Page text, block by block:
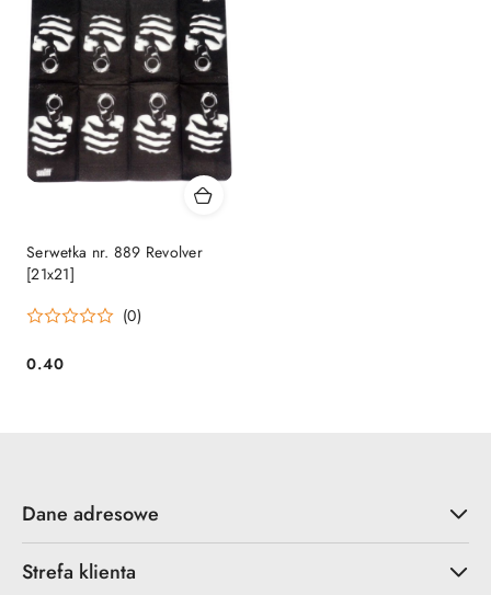
Serwetka nr. 889 Revolver
[21x21]
(0)
Cena:
0.40
Dane adresowe
Strefa klienta